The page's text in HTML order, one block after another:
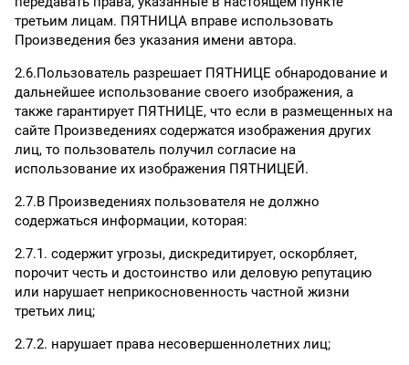
третьим лицам. ПЯТНИЦА вправе использовать
Произведения без указания имени автора.
2.6.Пользователь разрешает ПЯТНИЦЕ обнародование и
дальнейшее использование своего изображения, а
также гарантирует ПЯТНИЦЕ, что если в размещенных на
сайте Произведениях содержатся изображения других
лиц, то пользователь получил согласие на
использование их изображения ПЯТНИЦЕЙ.
2.7.В Произведениях пользователя не должно
содержаться информации, которая:
2.7.1. содержит угрозы, дискредитирует, оскорбляет,
порочит честь и достоинство или деловую репутацию
или нарушает неприкосновенность частной жизни
третьих лиц;
2.7.2. нарушает права несовершеннолетних лиц;